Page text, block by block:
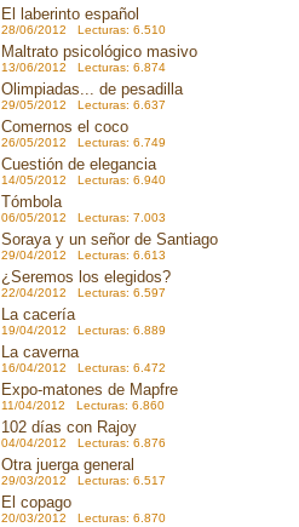
El laberinto español
28/06/2012 Lecturas: 6.510
Maltrato psicológico masivo
13/06/2012 Lecturas: 6.874
Olimpiadas... de pesadilla
29/05/2012 Lecturas: 6.637
Comernos el coco
26/05/2012 Lecturas: 6.749
Cuestión de elegancia
14/05/2012 Lecturas: 6.940
Tómbola
06/05/2012 Lecturas: 7.003
Soraya y un señor de Santiago
29/04/2012 Lecturas: 6.613
¿Seremos los elegidos?
22/04/2012 Lecturas: 6.597
La cacería
19/04/2012 Lecturas: 6.889
La caverna
16/04/2012 Lecturas: 6.472
Expo-matones de Mapfre
11/04/2012 Lecturas: 6.860
102 días con Rajoy
04/04/2012 Lecturas: 6.876
Otra juerga general
29/03/2012 Lecturas: 6.517
El copago
20/03/2012 Lecturas: 6.870